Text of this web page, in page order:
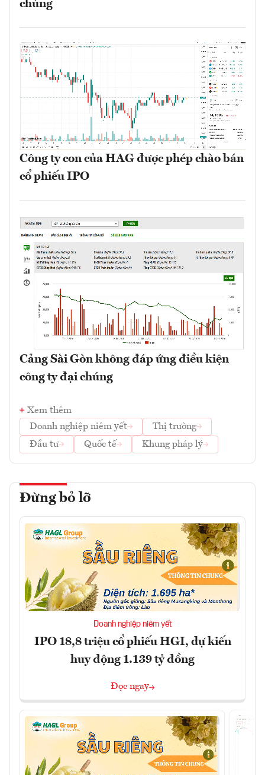
chúng
Công ty con của HAG được phép chào bán
cổ phiếu IPO
Cảng Sài Gòn không đáp ứng điều kiện
công ty đại chúng
Xem thêm
Doanh nghiệp niêm yết
Thị trường
Đầu tư
Quốc tế Khung pháp lý
Đừng bỏ lỡ
Doanh nghiệp niêm yết
IPO 18,8 triệu cổ phiếu HGI, dự kiến
huy động 1.139 tỷ đồng
Đọc ngay